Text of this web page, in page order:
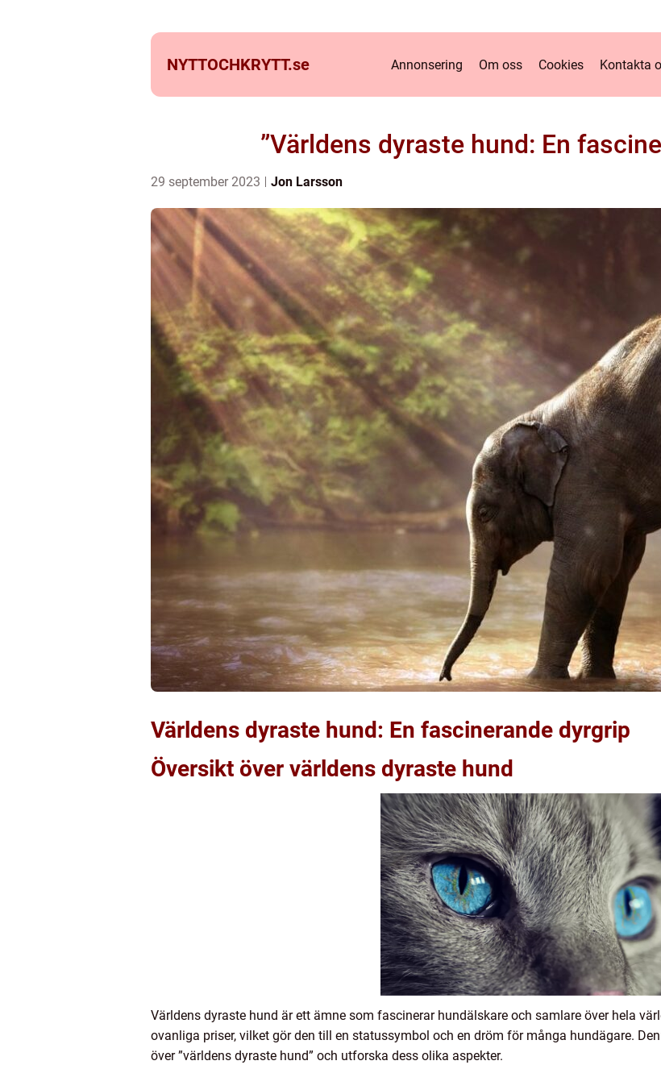
NYTTOCHKRYTT.se Annonsering Om oss Cookies Kontakta
”Världens dyraste hund: En
29 september 2023 Jon Larsson
Världens dyraste hund: En fascinerande dyrgrip
Översikt över världens dyraste hund
Världens dyraste hund är ett ämne som fascinerar hundälskare och samlare över hela
ovanliga priser, vilket gör den till en statussymbol och en dröm för många hundägare.
över ”världens dyraste hund” och utforska dess olika aspekter.